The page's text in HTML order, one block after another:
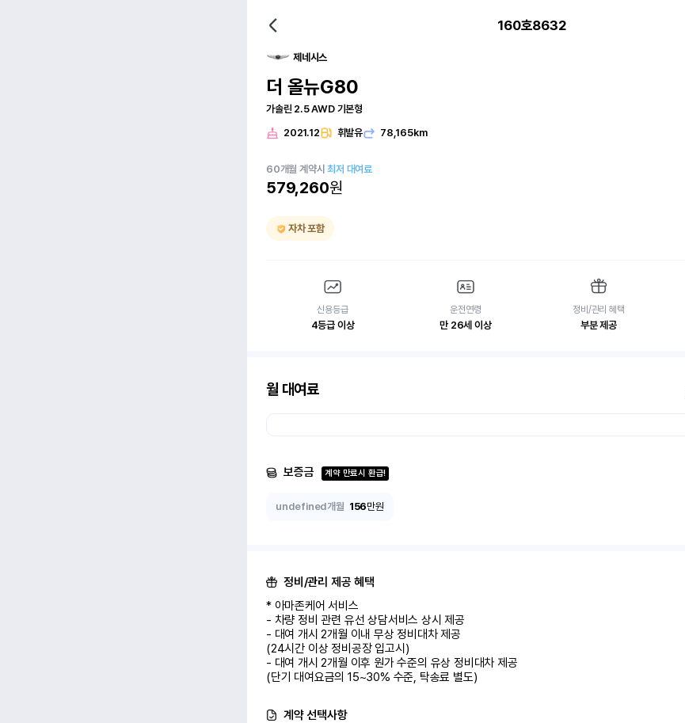
160호8632
제네시스
더 올뉴G80
가솔린 2.5 AWD 기본형
2021.12 휘발유 78,165km
60개월 계약시최저 대여료
579,260원
자차 포함
신용등급
4등급 이상
운전연령
만 26세 이상
정비/관리 혜택
부분 제공
월 대여료
보증금 계약 만료시 환급!
undefined개월 156만원
정비/관리 제공 혜택
* 아마존케어 서비스
- 차량 정비 관련 유선 상담서비스 상시 제공
- 대여 개시 2개월 이내 무상 정비대차 제공
(24시간 이상 정비공장 입고시)
- 대여 개시 2개월 이후 원가 수준의 유상 정비대차 제공
(단기 대여요금의 15~30% 수준, 탁송료 별도)
계약 선택사항